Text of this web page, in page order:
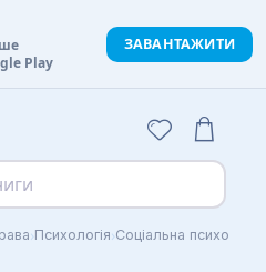
›Психологія›Соціальна психологія
Play
ЗАВАНТАЖИТИ